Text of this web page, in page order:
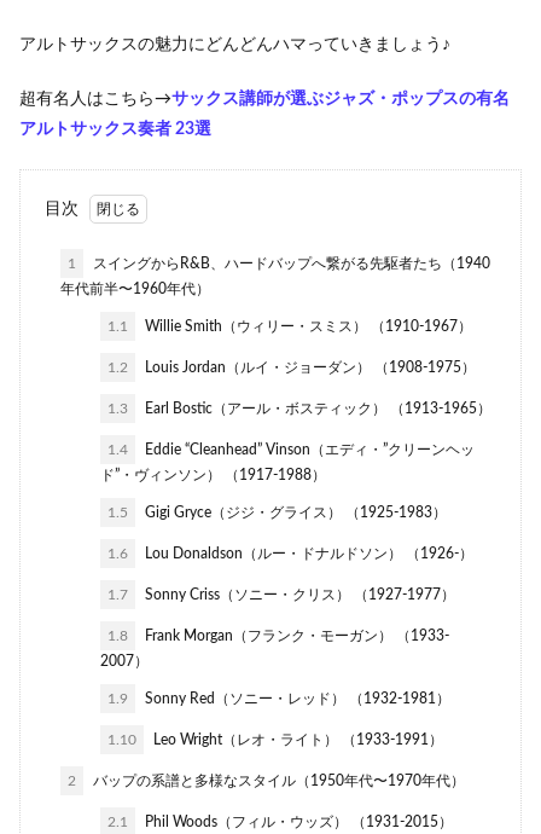
アルトサックスの魅力にどんどんハマっていきましょう♪
超有名人はこちら→サックス講師が選ぶジャズ・ポップスの有名
アルトサックス奏者 23選
目次
1
スイングからR&B、ハードバップへ繋がる先駆者たち（1940
年代前半〜1960年代）
1.1 Willie Smith（ウィリー・スミス） （1910-1967）
1.2 Louis Jordan（ルイ・ジョーダン） （1908-1975）
1.3 Earl Bostic（アール・ボスティック） （1913-1965）
1.4
Eddie “Cleanhead” Vinson（エディ・”クリーンヘッ
ド”・ヴィンソン） （1917-1988）
1.5 Gigi Gryce（ジジ・グライス） （1925-1983）
1.6 Lou Donaldson（ルー・ドナルドソン） （1926-）
1.7 Sonny Criss（ソニー・クリス） （1927-1977）
1.8
Frank Morgan（フランク・モーガン） （1933-
2007）
1.9 Sonny Red（ソニー・レッド） （1932-1981）
1.10 Leo Wright（レオ・ライト） （1933-1991）
2 バップの系譜と多様なスタイル（1950年代〜1970年代）
2.1 Phil Woods（フィル・ウッズ） （1931-2015）